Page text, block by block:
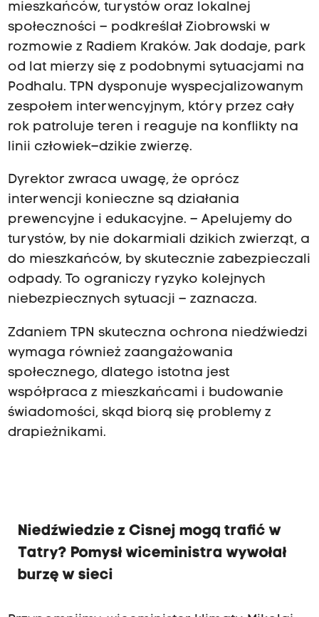
mieszkańców, turystów oraz lokalnej
społeczności – podkreślał Ziobrowski w
rozmowie z Radiem Kraków. Jak dodaje, park
od lat mierzy się z podobnymi sytuacjami na
Podhalu. TPN dysponuje wyspecjalizowanym
zespołem interwencyjnym, który przez cały
rok patroluje teren i reaguje na konflikty na
linii człowiek–dzikie zwierzę.
Dyrektor zwraca uwagę, że oprócz
interwencji konieczne są działania
prewencyjne i edukacyjne. – Apelujemy do
turystów, by nie dokarmiali dzikich zwierząt, a
do mieszkańców, by skutecznie zabezpieczali
odpady. To ograniczy ryzyko kolejnych
niebezpiecznych sytuacji – zaznacza.
Zdaniem TPN skuteczna ochrona niedźwiedzi
wymaga również zaangażowania
społecznego, dlatego istotna jest
współpraca z mieszkańcami i budowanie
świadomości, skąd biorą się problemy z
drapieżnikami.
Niedźwiedzie z Cisnej mogą trafić w
Tatry? Pomysł wiceministra wywołał
burzę w sieci